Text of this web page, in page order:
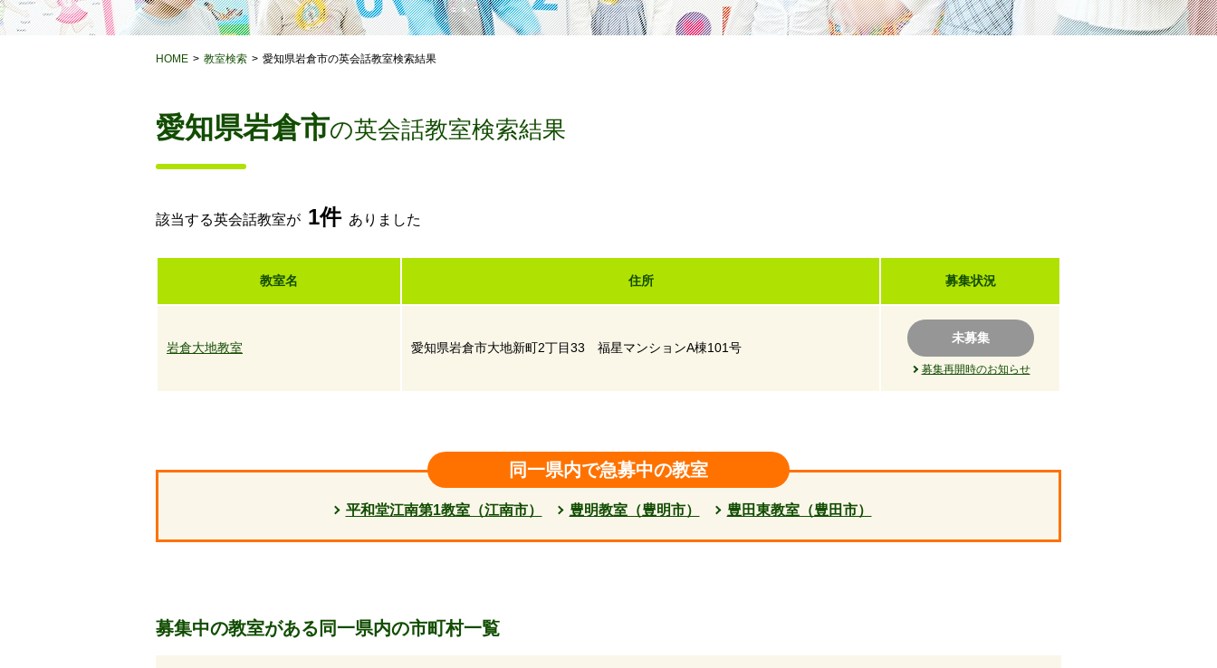
HOME 教室検索 愛知県岩倉市の英会話教室検索結果
愛知県岩倉市の英会話教室検索結果
該当する英会話教室が 1件 ありました
教室名 住所 募集状況
岩倉大地教室 愛知県岩倉市大地新町2丁目33 福星マンションA棟101号
未募集
募集再開時のお知らせ
同一県内で急募中の教室
平和堂江南第1教室（江南市） 豊明教室（豊明市） 豊田東教室（豊田市）
募集中の教室がある同一県内の市町村一覧